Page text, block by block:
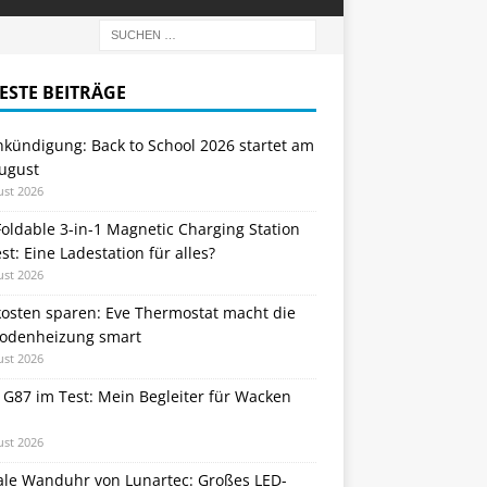
BEITRÄGE
Back to School 2026 startet am
2026
3-in-1 Magnetic Charging Station
Eine Ladestation für alles?
2026
sparen: Eve Thermostat macht die
smart
2026
im Test: Mein Begleiter für Wacken
2026
Wanduhr von Lunartec: Großes LED-